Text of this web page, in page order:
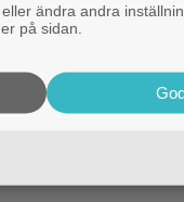
ändra andra
på sidan.